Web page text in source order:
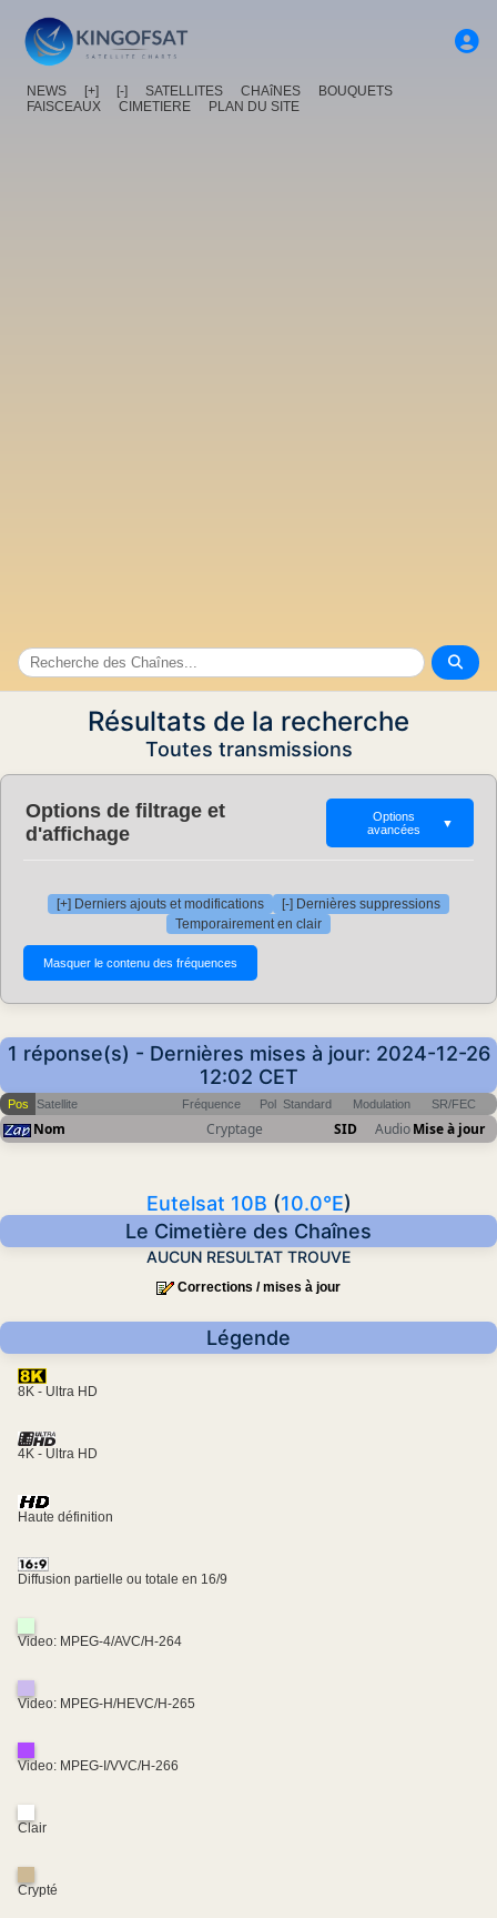
NEWS [+] [-] SATELLITES CHAîNES
BOUQUETS
FAISCEAUX
CIMETIERE PLAN DU SITE
Résultats de la recherche
Toutes transmissions
Options de filtrage et
d'affichage
Options
avancées
▼
[+] Derniers ajouts et modifications
[-] Dernières suppressions
Temporairement en clair
1 réponse(s) - Dernières mises à jour: 2024-12-26
12:02 CET
Pos Satellite Fréquence Pol Standard Modulation SR/FEC
Nom Cryptage SID AudioMise à jour
Eutelsat 10B (10.0°E)
Le Cimetière des Chaînes
AUCUN RESULTAT TROUVE
Corrections / mises à jour
Légende
8K - Ultra HD
4K - Ultra HD
Haute définition
Diffusion partielle ou totale en 16/9
Video: MPEG-4/AVC/H-264
Video: MPEG-H/HEVC/H-265
Video: MPEG-I/VVC/H-266
Clair
Crypté